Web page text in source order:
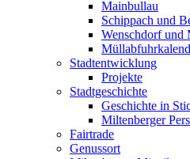
Mainbullau
Schippach und
Wenschdorf und
Stadtentwicklung
Projekte
Stadtgeschichte
Geschichte in
Miltenberger
Fairtrade
Genussort